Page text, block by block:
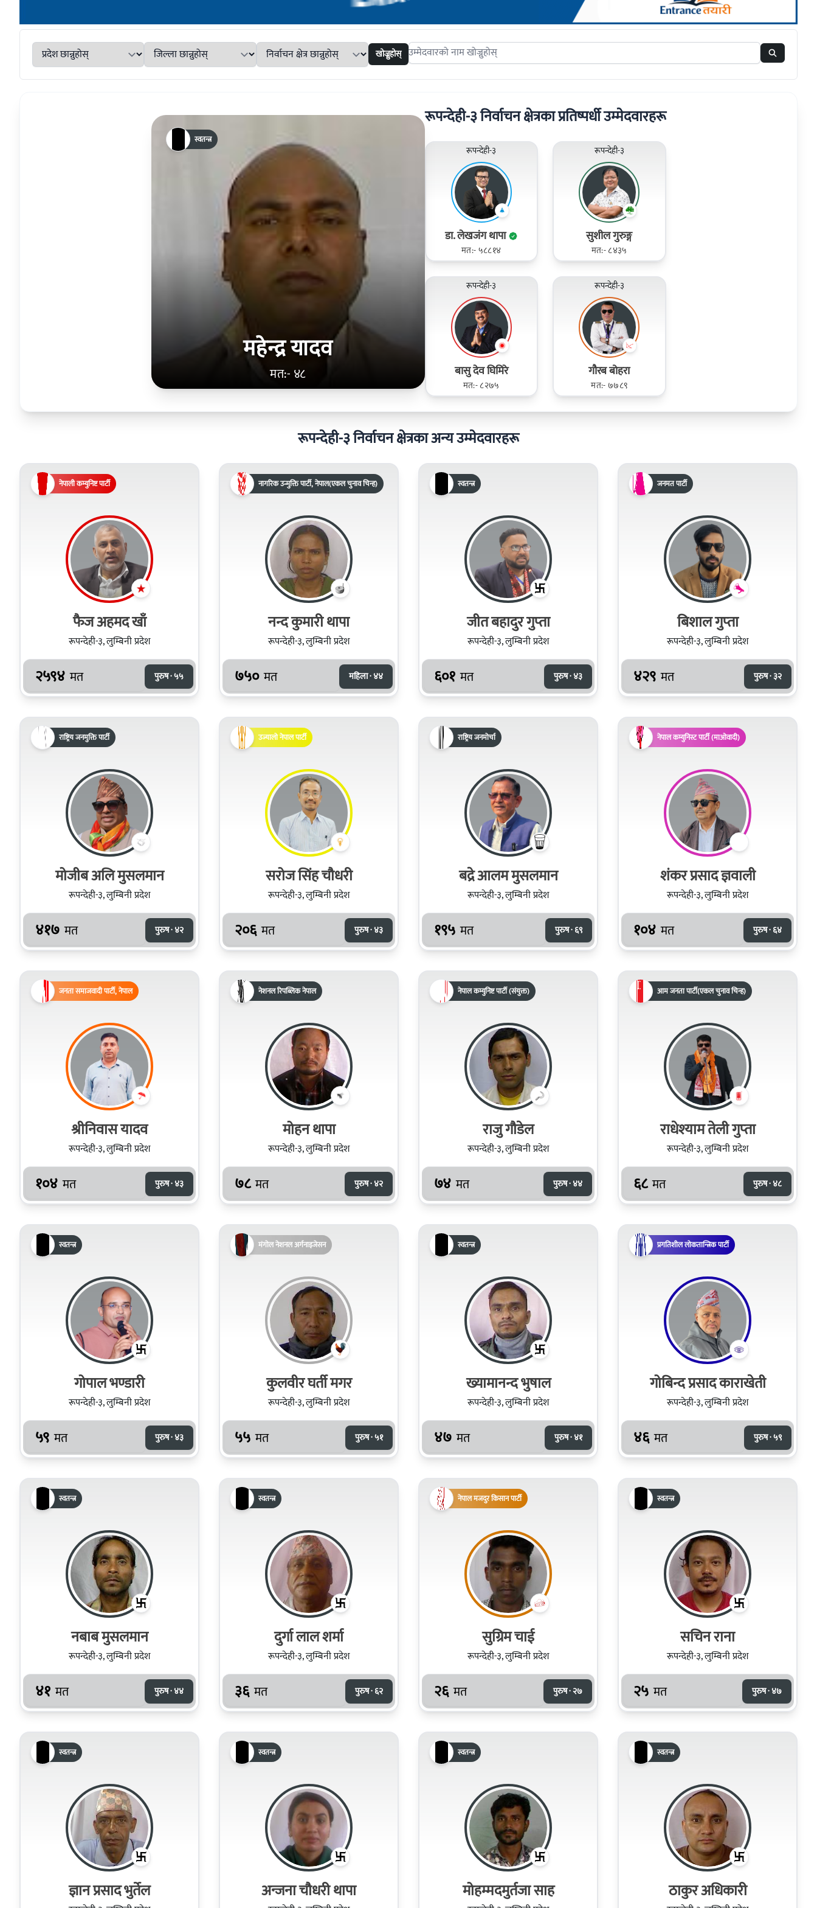
खोज्नुहोस् Search candidates
महेन्द्र यादव
मत:- ४८
स्वतन्त्र
रूपन्देही-३ निर्वाचन क्षेत्रका प्रतिष्पर्धी उम्मेदवारहरू
रूपन्देही-३
डा. लेखजंग थापा
मत:- ५८८१४
रूपन्देही-३
सुशील गुरुङ्ग
मत:- ८४३५
रूपन्देही-३
बासु देव घिमिरे
मत:- ८२७५
रूपन्देही-३
गौरब बोहरा
मत:- ७७८९
रूपन्देही-३ निर्वाचन क्षेत्रका अन्य उम्मेदवारहरू
नेपाली कम्युनिष्ट पार्टी
फैज अहमद खाँ
रूपन्देही-३, लुम्बिनी प्रदेश
२५९४ मत पुरुष · ५५
नागरिक उन्मुक्ति पार्टी, नेपाल(एकल चुनाव चिन्ह)
नन्द कुमारी थापा
रूपन्देही-३, लुम्बिनी प्रदेश
७५० मत महिला · ४४
स्वतन्त्र
जीत बहादुर गुप्‍ता
रूपन्देही-३, लुम्बिनी प्रदेश
६०१ मत पुरुष · ४३
जनमत पार्टी
बिशाल गुप्‍ता
रूपन्देही-३, लुम्बिनी प्रदेश
४२९ मत पुरुष · ३२
राष्ट्रिय जनमुक्ति पार्टी
मोजीब अलि मुसलमान
रूपन्देही-३, लुम्बिनी प्रदेश
४१७ मत पुरुष · ४२
उज्यालो नेपाल पार्टी
सरोज सिंह चौधरी
रूपन्देही-३, लुम्बिनी प्रदेश
२०६ मत पुरुष · ४३
राष्ट्रिय जनमोर्चा
बद्रे आलम मुसलमान
रूपन्देही-३, लुम्बिनी प्रदेश
१९५ मत पुरुष · ६९
नेपाल कम्युनिस्ट पार्टी (माओवादी)
शंकर प्रसाद ज्ञवाली
रूपन्देही-३, लुम्बिनी प्रदेश
१०४ मत पुरुष · ६४
जनता समाजवादी पार्टी, नेपाल
श्रीनिवास यादव
रूपन्देही-३, लुम्बिनी प्रदेश
१०४ मत पुरुष · ४३
नेशनल रिपब्लिक नेपाल
मोहन थापा
रूपन्देही-३, लुम्बिनी प्रदेश
७८ मत पुरुष · ४२
नेपाल कम्युनिष्ट पार्टी (संयुक्त)
राजु गौडेल
रूपन्देही-३, लुम्बिनी प्रदेश
७४ मत पुरुष · ४४
आम जनता पार्टी(एकल चुनाव चिन्ह)
राधेश्‍याम तेली गुप्‍ता
रूपन्देही-३, लुम्बिनी प्रदेश
६८ मत पुरुष · ४८
स्वतन्त्र
गोपाल भण्डारी
रूपन्देही-३, लुम्बिनी प्रदेश
५९ मत पुरुष · ४३
मंगोल नेशनल अर्गनाइजेसन
कुलवीर घर्ती मगर
रूपन्देही-३, लुम्बिनी प्रदेश
५५ मत पुरुष · ५१
स्वतन्त्र
ख्यामानन्द भुषाल
रूपन्देही-३, लुम्बिनी प्रदेश
४७ मत पुरुष · ४१
प्रगतिशील लोकतान्त्रिक पार्टी
गोबिन्द प्रसाद काराखेती
रूपन्देही-३, लुम्बिनी प्रदेश
४६ मत पुरुष · ५९
स्वतन्त्र
नबाब मुसलमान
रूपन्देही-३, लुम्बिनी प्रदेश
४१ मत पुरुष · ४४
स्वतन्त्र
दुर्गा लाल शर्मा
रूपन्देही-३, लुम्बिनी प्रदेश
३६ मत पुरुष · ६२
नेपाल मजदुर किसान पार्टी
सुग्रिम चाई
रूपन्देही-३, लुम्बिनी प्रदेश
२६ मत पुरुष · २७
स्वतन्त्र
सचिन राना
रूपन्देही-३, लुम्बिनी प्रदेश
२५ मत पुरुष · ४७
स्वतन्त्र
ज्ञान प्रसाद भुर्तेल
स्वतन्त्र
अन्जना चौधरी थापा
स्वतन्त्र
मोहम्मदमुर्तजा साह
स्वतन्त्र
ठाकुर अधिकारी